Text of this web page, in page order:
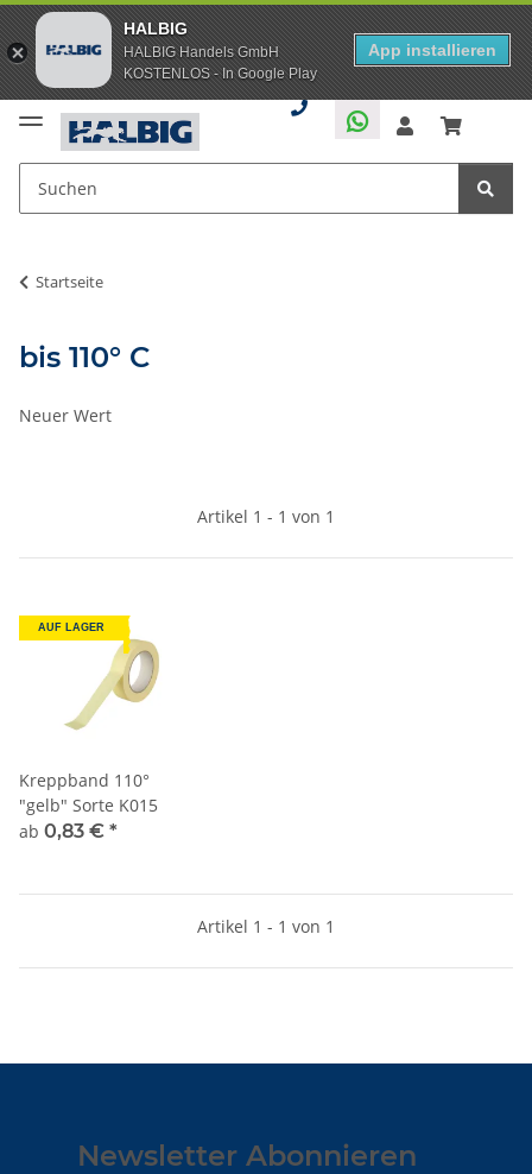
HALBIG
HALBIG Handels GmbH
KOSTENLOS - In Google Play
App installieren
Startseite
bis 110° C
Neuer Wert
Artikel 1 - 1 von 1
AUF LAGER
Kreppband 110°
"gelb" Sorte K015
ab 0,83 € *
Artikel 1 - 1 von 1
Newsletter Abonnieren